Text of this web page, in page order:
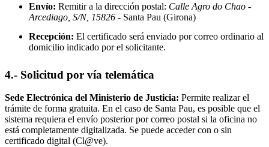
Envío: Remitir a la dirección postal: Calle Agro do Chao -
Arcediago, S/N, 15826 - Santa Pau (Girona)
Recepción: El certificado será enviado por correo ordinario al
domicilio indicado por el solicitante.
4.- Solicitud por vía telemática
Sede Electrónica del Ministerio de Justicia: Permite realizar el
trámite de forma gratuita. En el caso de Santa Pau, es posible que el
sistema requiera el envío posterior por correo postal si la oficina no
está completamente digitalizada. Se puede acceder con o sin
certificado digital (Cl@ve).